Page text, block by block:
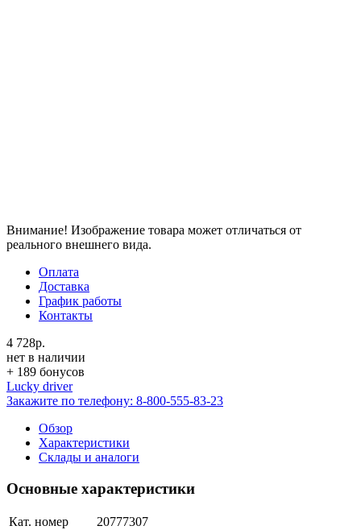
Внимание! Изображение товара может отличаться от
реального внешнего вида.
Оплата
Доставка
График работы
Контакты
4 728р.
нет в наличии
+ 189 бонусов
Lucky driver
Закажите по телефону: 8-800-555-83-23
Обзор
Характеристики
Склады и аналоги
Основные характеристики
Кат. номер
20777307